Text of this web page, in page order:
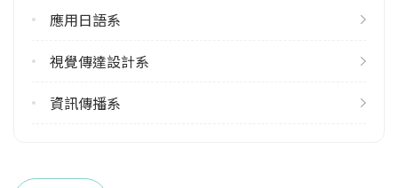
臺南市永康區南台街一號
應用日語系
視覺傳達設計系
資訊傳播系